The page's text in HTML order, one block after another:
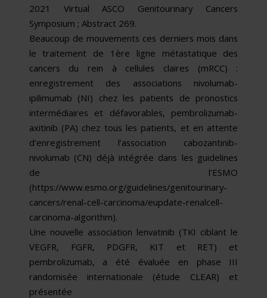
2021 Virtual ASCO Genitourinary Cancers
Symposium ; Abstract 269.
Beaucoup de mouvements ces derniers mois dans
le traitement de 1ère ligne métastatique des
cancers du rein à cellules claires (mRCC) :
enregistrement des associations nivolumab-
ipilimumab (NI) chez les patients de pronostics
intermédiaires et défavorables, pembrolizumab-
axitinib (PA) chez tous les patients, et en attente
d’enregistrement l’association cabozantinib-
nivolumab (CN) déjà intégrée dans les guidelines
de l’ESMO
(https://www.esmo.org/guidelines/genitourinary-
cancers/renal-cell-carcinoma/eupdate-renalcell-
carcinoma-algorithm).
Une nouvelle association lenvatinib (TKI ciblant le
VEGFR, FGFR, PDGFR, KIT et RET) et
pembrolizumab, a été évaluée en phase III
randomisée internationale (étude CLEAR) et
présentée